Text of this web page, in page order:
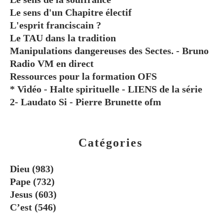
Catégories
Dieu (983)
Pape (732)
Jesus (603)
C’est (546)
Le sens d'un Chapitre électif
L'esprit franciscain ?
Le TAU dans la tradition
Manipulations dangereuses des Sectes. - Bruno
Radio VM en direct
Ressources pour la formation OFS
* Vidéo - Halte spirituelle - LIENS de la série
2- Laudato Si - Pierre Brunette ofm